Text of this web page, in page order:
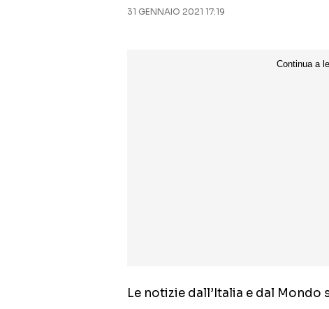
31 GENNAIO 2021 17:19
Le notizie dall’Italia e dal Mondo